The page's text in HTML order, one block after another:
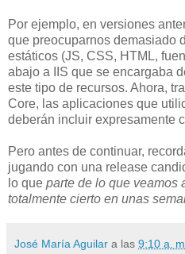
Por ejemplo, en versiones
que preocuparnos demasiado
estáticos (JS, CSS, HTML,
abajo a IIS que se encargaba
este tipo de recursos. Ahora,
Core, las aplicaciones que
deberán incluir expresamente
Pero antes de continuar,
jugando con una release
lo que parte de lo que veamos
totalmente cierto en unas
José María Aguilar a las 9:10 a. m.